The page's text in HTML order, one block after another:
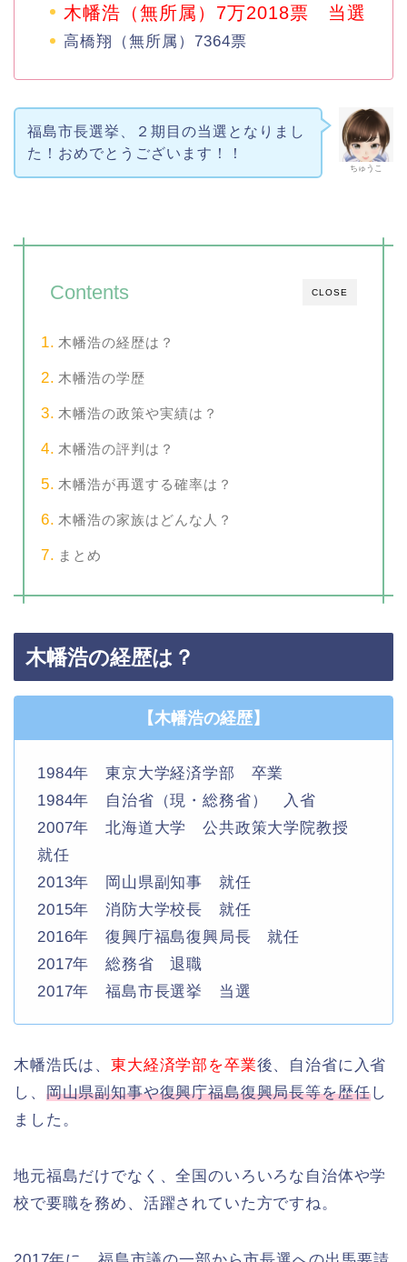
木幡浩（無所属）7万2018票 当選
高橋翔（無所属）7364票
ちゅうこ
福島市長選挙、２期目の当選となりまし
た！おめでとうございます！！
CLOSE
Contents
木幡浩の経歴は？
木幡浩の学歴
木幡浩の政策や実績は？
木幡浩の評判は？
木幡浩が再選する確率は？
木幡浩の家族はどんな人？
まとめ
木幡浩の経歴は？
【木幡浩の経歴】
1984年 東京大学経済学部 卒業
1984年 自治省（現・総務省） 入省
2007年 北海道大学 公共政策大学院教授
就任
2013年 岡山県副知事 就任
2015年 消防大学校長 就任
2016年 復興庁福島復興局長 就任
2017年 総務省 退職
2017年 福島市長選挙 当選
木幡浩氏は、東大経済学部を卒業後、自治省に入省
し、 岡山県副知事や復興庁福島復興局長等を歴任し
ました。
地元福島だけでなく、全国のいろいろな自治体や学
校で要職を務め、活躍されていた方ですね。